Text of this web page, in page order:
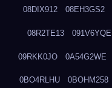
08DIX912 08EH3GS2
08R2TE13 091V6YQE
09RKK0JO 0A54G2WE
0BO4RLHU 0BOHM258